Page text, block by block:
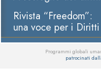
Rivista “Freedom”:
una voce per i Diritti
Programmi globali
patrocinati